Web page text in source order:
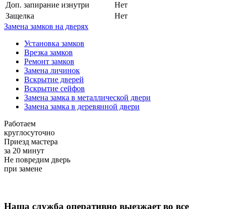
Доп. запирание изнутри
Нет
Защелка
Нет
Замена замков на дверях
Установка замков
Врезка замков
Ремонт замков
Замена личинок
Вскрытие дверей
Вскрытие сейфов
Замена замка в металлической двери
Замена замка в деревянной двери
Работаем
круглосуточно
Приезд мастера
за 20 минут
Не повредим дверь
при замене
Наша служба оперативно выезжает во все